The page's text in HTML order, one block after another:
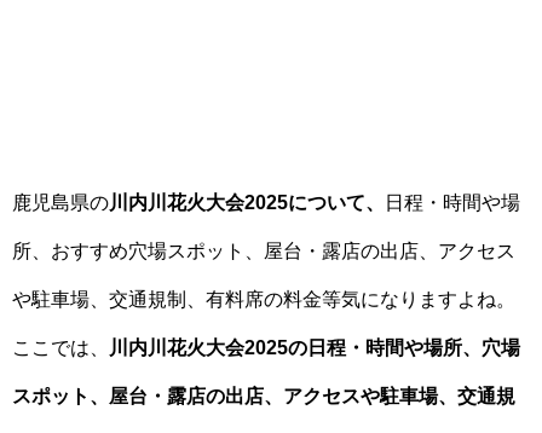
鹿児島県の川内川花火大会2025について、 日程・時間や場
所、おすすめ穴場スポット、屋台・露店の出店、アクセス
や駐車場、交通規制、有料席の料金等気になりますよね。
ここでは、 川内川花火大会2025の日程・時間や場所、穴場
スポット、屋台・露店の出店、アクセスや駐車場、交通規